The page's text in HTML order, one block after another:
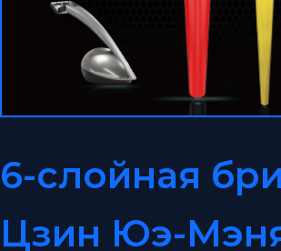
6-слойная
Цзин Юэ-